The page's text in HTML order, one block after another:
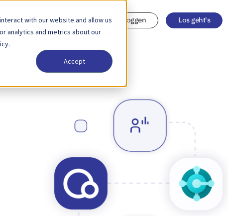
with our website and allow us
analytics and metrics about our
Accept
Unternehmen Einloggen Los geht's